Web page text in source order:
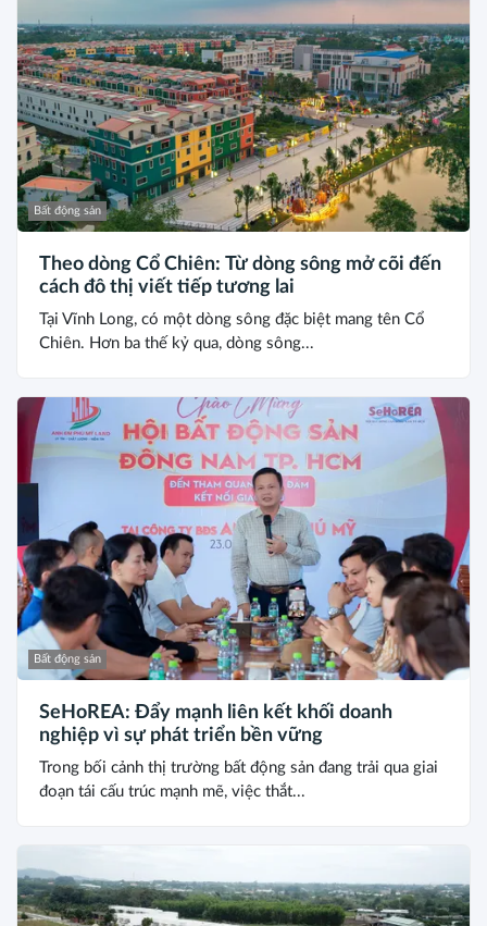
Bất động sản
Theo dòng Cổ Chiên: Từ dòng sông mở cõi đến
cách đô thị viết tiếp tương lai
Tại Vĩnh Long, có một dòng sông đặc biệt mang tên Cổ
Chiên. Hơn ba thế kỷ qua, dòng sông...
Bất động sản
SeHoREA: Đẩy mạnh liên kết khối doanh
nghiệp vì sự phát triển bền vững
Trong bối cảnh thị trường bất động sản đang trải qua giai
đoạn tái cấu trúc mạnh mẽ, việc thắt...